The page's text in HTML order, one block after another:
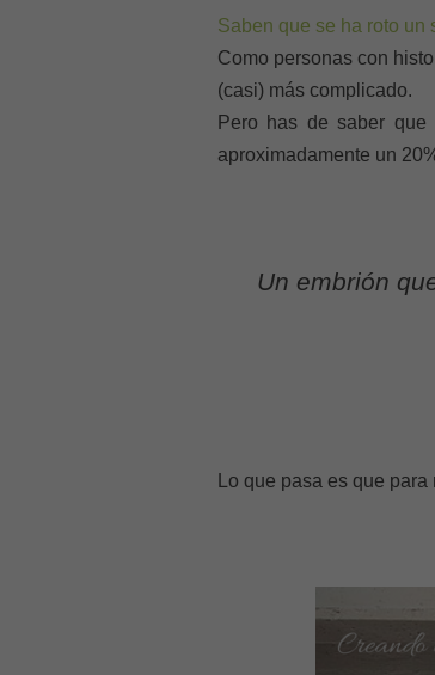
Saben que se ha roto un
Como personas con
(casi) más complicado.
Pero has de saber
aproximadamente un
Un embrión
Lo que pasa es que